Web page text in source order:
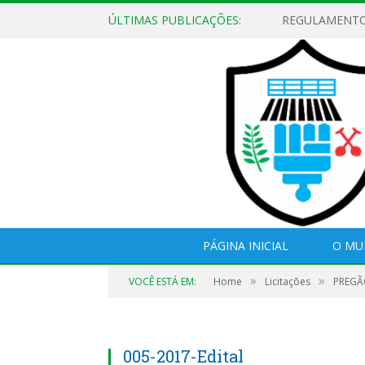
ÚLTIMAS PUBLICAÇÕES:
PÁGINA INICIAL O
VOCÊ ESTÁ EM: Home » Licitações »
005-2017-Edital